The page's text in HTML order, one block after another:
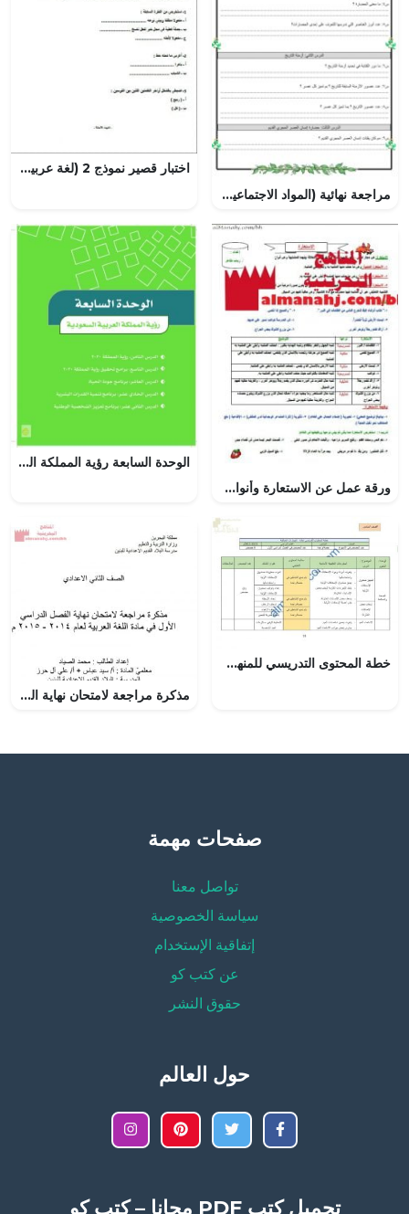
مراجعة نهائية (المواد الاجتماعية) السادس
اختبار قصير نموذج 2 (لغة عربية) التاسع
ورقة عمل عن الاستعارة وأنواعها (عرب 202) (لغة عربية) الثاني الثانوي
الوحدة السابعة رؤية المملكة العربية السعودية – المنهاج السعودي
خطة المحتوى التدريسي للمنهج (مهارات حياتية) السادس
مذكرة مراجعة لامتحان نهاية الفصل الأوّل (لغة عربية) الثامن
صفحات مهمة
تواصل معنا
سياسة الخصوصية
إتفاقية الإستخدام
عن كتب كو
حقوق النشر
حول العالم
تحميل كتب PDF مجانا – كتب كو